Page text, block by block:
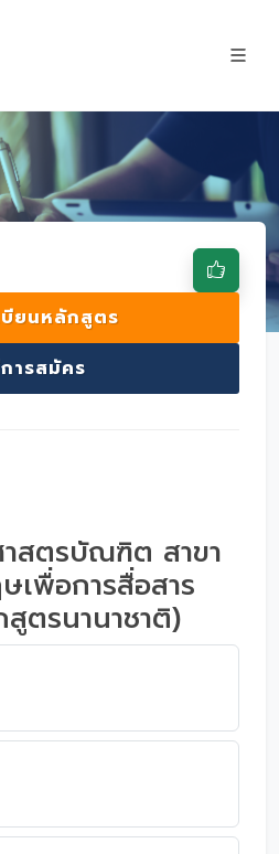
บียนหลักสูตร
ารสมัคร
สตรบัณฑิต สาขา
เพื่อการสื่อสาร
ตรนานาชาติ)